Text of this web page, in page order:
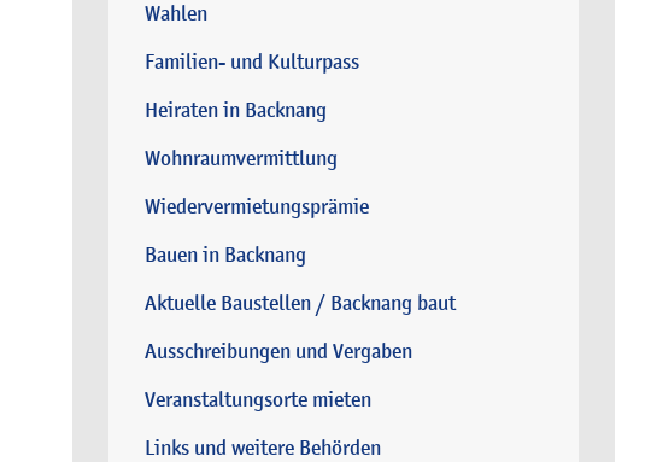
Wahlen
Familien- und Kulturpass
Heiraten in Backnang
Wohnraumvermittlung
Wiedervermietungsprämie
Bauen in Backnang
Aktuelle Baustellen / Backnang baut
Ausschreibungen und Vergaben
Veranstaltungsorte mieten
Links und weitere Behörden